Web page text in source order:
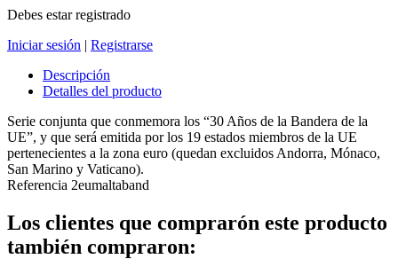
Debes estar registrado
Iniciar sesión | Registrarse
Descripción
Detalles del producto
Serie conjunta que conmemora los “30 Años de la Bandera de la
UE”, y que será emitida por los 19 estados miembros de la UE
pertenecientes a la zona euro (quedan excluidos Andorra, Mónaco,
San Marino y Vaticano).
Referencia 2eumaltaband
Los clientes que comprarón este producto
también compraron: